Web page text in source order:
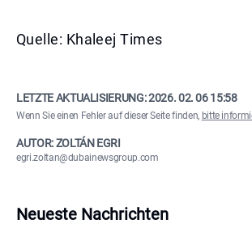
Quelle: Khaleej Times
LETZTE AKTUALISIERUNG:2026. 02. 06 15:58
Wenn Sie einen Fehler auf dieser Seite finden, bitte
AUTOR: ZOLTÁN EGRI
egri.zoltan@dubainewsgroup.com
Neueste Nachrichten